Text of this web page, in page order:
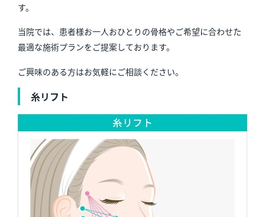
す。
当院では、患者様お一人おひとりの骨格やご希望に合わせた
最適な施術プランをご提案しております。
ご興味のある方はお気軽にご相談ください。
糸リフト